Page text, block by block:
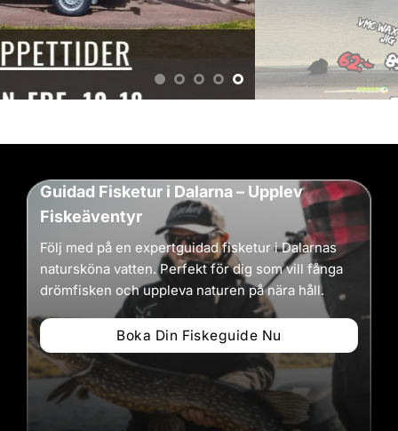
Guidad Fisketur i Dalarna – Upplev
Fiskeäventyr
Följ med på en expertguidad fisketur i Dalarnas
natursköna vatten. Perfekt för dig som vill fånga
drömfisken och uppleva naturen på nära håll.
Boka Din Fiskeguide Nu